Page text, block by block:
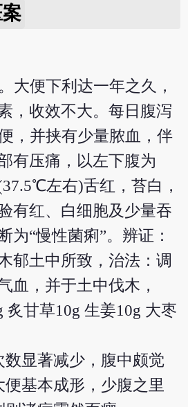
大便下利达一年之久，
，收效不大。每日腹泻
，并挟有少量脓血，伴
有压痛，以左下腹为
左右)舌红，苔白，
有红、白细胞及少量吞
为“慢性菌痢”。辨证：
郁土中所致，治法：调
血，并于土中伐木，
炙甘草10g 生姜10g 大枣
数显著减少，腹中颇觉
基本成形，少腹之里